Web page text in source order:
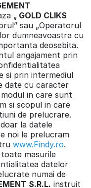
„ GOLD CLIKS
sau „Operatorul
dumneavoastra cu
deosebita.
angajament prin
si prin intermediul
date cu caracter
in care sunt
si scopul in care
de prelucrare.
la datele
noi le prelucram
www.Findy.ro.
masurile
datelor
numai de
S.R.L. instruit